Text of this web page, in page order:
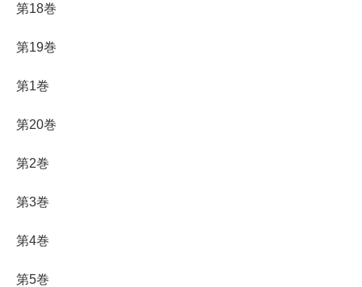
第18巻
第19巻
第1巻
第20巻
第2巻
第3巻
第4巻
第5巻